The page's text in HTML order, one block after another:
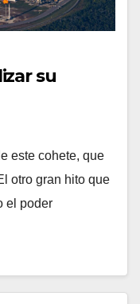
su
este cohete, que
otro gran hito que
el poder